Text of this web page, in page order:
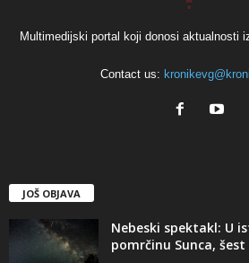
Multimedijski portal koji donosi aktualnosti
Contact us:
JOŠ OBJAVA
Nebeski spektakl: U
pomrčinu Sunca,